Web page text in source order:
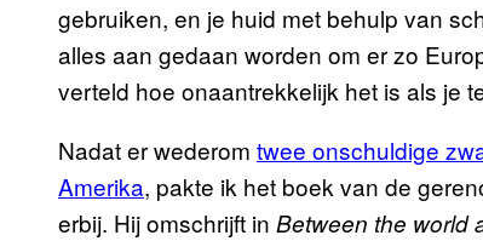
gebruiken, en je huid met behulp van
alles aan gedaan worden om er zo
verteld hoe onaantrekkelijk het is als je
Nadat er wederom twee onschuldige
Amerika, pakte ik het boek van de
erbij. Hij omschrijft in Between the world